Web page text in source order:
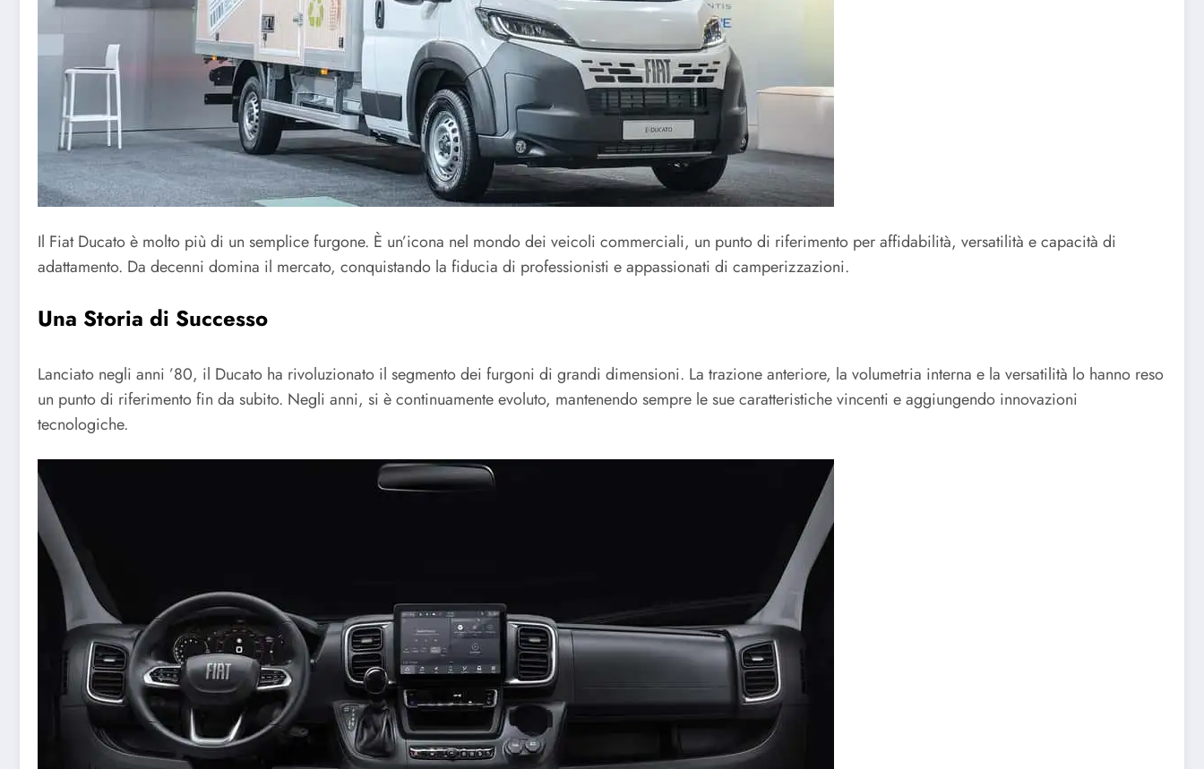
Il Fiat Ducato è molto più di un semplice furgone. È un’icona nel mondo dei veicoli commerciali, un punto di riferimento per affidabilità, versatilità e capacità di
adattamento. Da decenni domina il mercato, conquistando la fiducia di professionisti e appassionati di camperizzazioni.
Una Storia di Successo
Lanciato negli anni ’80, il Ducato ha rivoluzionato il segmento dei furgoni di grandi dimensioni. La trazione anteriore, la volumetria interna e la versatilità lo hanno reso
un punto di riferimento fin da subito. Negli anni, si è continuamente evoluto, mantenendo sempre le sue caratteristiche vincenti e aggiungendo innovazioni
tecnologiche.